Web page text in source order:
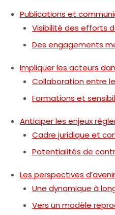
Publications et
Visibilité des efforts
Des engagements
Impliquer les acteurs
Collaboration entre
Formations et
Anticiper les enjeux
Cadre juridique et
Potentialités de
Les perspectives
Une dynamique à
Vers un modèle